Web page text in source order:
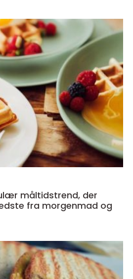
måltidstrend, der
fra morgenmad og